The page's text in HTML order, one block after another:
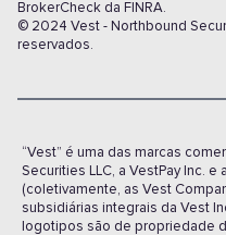
BrokerCheck da FINRA.
© 2024 Vest - Northbound
reservados.
“Vest” é uma das marcas
Securities LLC, a VestPay Inc.
(coletivamente, as Vest
subsidiárias integrais da Vest
logotipos são de propriedade